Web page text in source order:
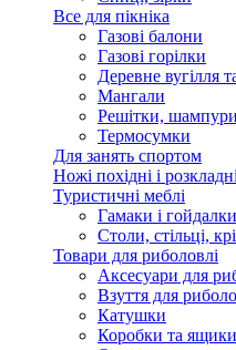
Все для пікніка
Газові балони
Газові горілки
Деревне вугілля
Мангали
Решітки,
Термосумки
Для занять спортом
Ножі похідні і розкладні
Туристичні меблі
Гамаки і гойдалки
Столи, стільці,
Товари для риболовлі
Аксесуари для
Взуття для
Катушки
Коробки та